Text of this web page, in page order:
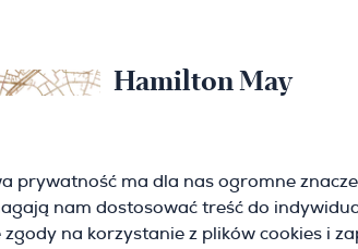
Hamilton May
31-117 Krakow
(+48) 12 426 51 26
krakow@hamiltonmay.com
prywatność ma dla nas ogromne
nam dostosować treść do
na korzystanie z plików cookies i